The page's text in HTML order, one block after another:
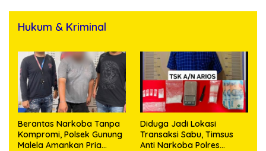
Hukum & Kriminal
Berantas Narkoba Tanpa
Kompromi, Polsek Gunung
Malela Amankan Pria
Diduga Jadi Lokasi
Transaksi Sabu, Timsus
Anti Narkoba Polres